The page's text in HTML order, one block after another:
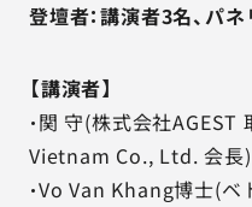
登壇者：講演者3名、パ
【講演者】
・関 守(株式会社AGEST
Vietnam Co., Ltd. 会長)
・Vo Van Khang博士(